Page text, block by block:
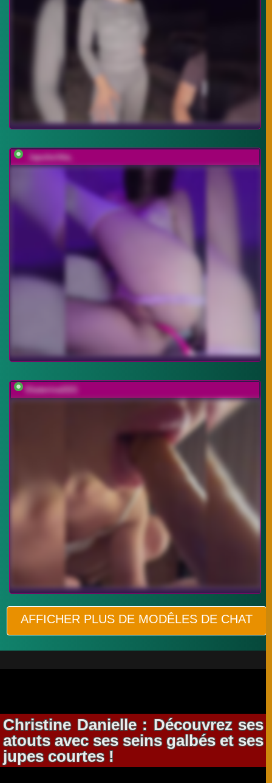
_lapulechka_
Ekaterina2221
AFFICHER PLUS DE MODÊLES DE CHAT
Christine Danielle : Découvrez ses
atouts avec ses seins galbés et ses
jupes courtes !